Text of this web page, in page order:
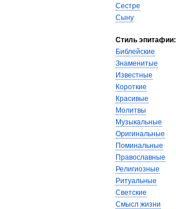
Сестре
Сыну
Стиль эпитафии:
Библейские
Знаменитые
Известные
Короткие
Красивые
Молитвы
Музыкальные
Оригинальные
Поминальные
Православные
Религиозные
Ритуальные
Светские
Смысл жизни